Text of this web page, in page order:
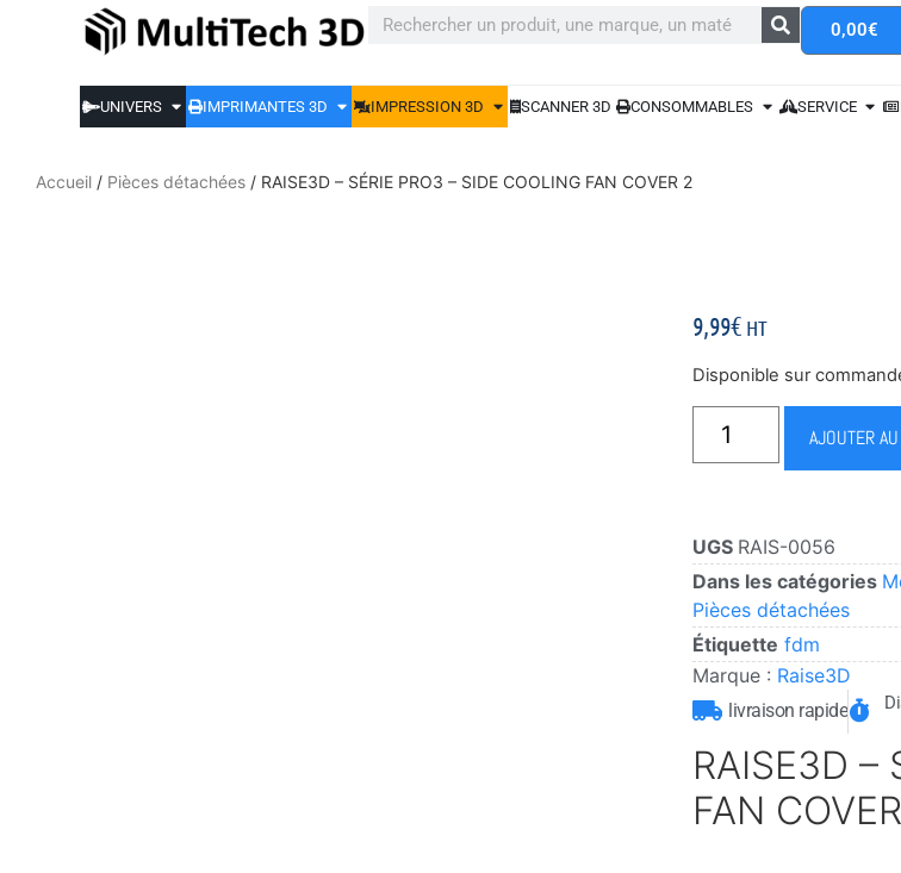
0,00€
UNIVERS IMPRIMANTES 3D IMPRESSION 3D SCANNER 3D CONSOMMABLES SERVICE
Accueil / Pièces détachées / RAISE3D – SÉRIE PRO3 – SIDE COOLING FAN COVER 2
9,99€ HT
Disponible sur
AJOUTER
UGS RAIS-0056
Dans les catégories
Pièces détachées
Étiquette fdm
Marque : Raise3D
livraison rapide
RAISE3D –
FAN